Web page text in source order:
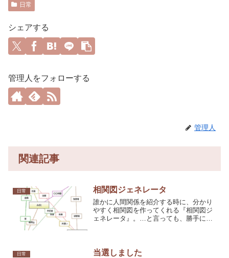
日常
シェアする
管理人をフォローする
管理人
関連記事
日常 相関図ジェネレータ
誰かに人間関係を紹介する時に、分かり
やすく相関図を作ってくれる『相関図ジ
ェネレータ』。…と言っても、勝手に人
えず、映画で再ブームを巻...
日常 当選しました